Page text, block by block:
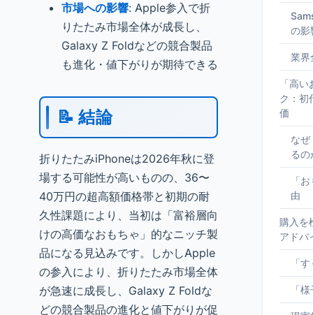
市場への影響: Apple参入で折
りたたみ市場全体が成長し、
Galaxy Z Foldなどの競合製品
も進化・値下がりが期待できる
📝 結論
折りたたみiPhoneは2026年秋に登
場する可能性が高いものの、36〜
40万円の超高額価格帯と初期の耐
久性課題により、当初は「富裕層向
けの高価なおもちゃ」的なニッチ製
品になる見込みです。しかしApple
の参入により、折りたたみ市場全体
が急速に成長し、Galaxy Z Foldな
どの競合製品の進化と値下がりが促
の影
業界
「高
ク：初
価
なぜ
る
「
由
購入を
アドバ
「
「